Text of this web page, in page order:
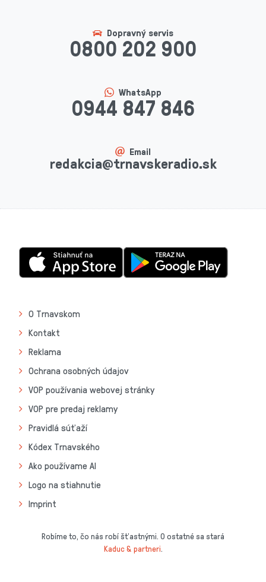
Dopravný servis
0800 202 900
WhatsApp
0944 847 846
Email
redakcia@trnavskeradio.sk
O Trnavskom
Kontakt
Reklama
Ochrana osobných údajov
VOP používania webovej stránky
VOP pre predaj reklamy
Pravidlá súťaží
Kódex Trnavského
Ako používame AI
Logo na stiahnutie
Imprint
Robíme to, čo nás robí šťastnými. O ostatné sa stará
Kaduc & partneri.